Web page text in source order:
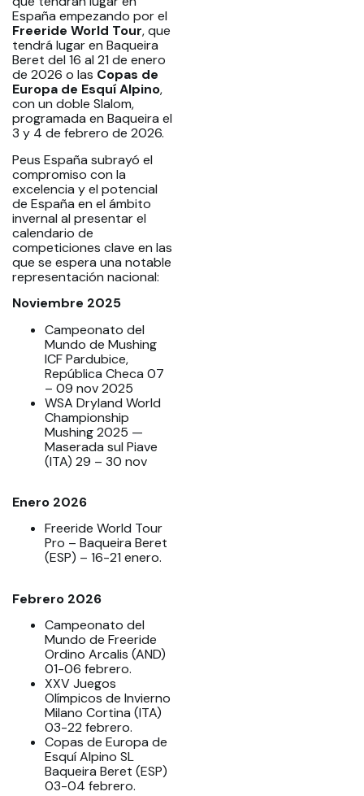
España empezando por el
Freeride World Tour, que
tendrá lugar en Baqueira
Beret del 16 al 21 de enero
de 2026 o las Copas de
Europa de Esquí Alpino,
con un doble Slalom,
programada en Baqueira el
3 y 4 de febrero de 2026.
Peus España subrayó el
compromiso con la
excelencia y el potencial
de España en el ámbito
invernal al presentar el
calendario de
competiciones clave en las
que se espera una notable
representación nacional:
Noviembre 2025
Campeonato del
Mundo de Mushing
ICF Pardubice,
República Checa 07
– 09 nov 2025
WSA Dryland World
Championship
Mushing 2025 —
Maserada sul Piave
(ITA) 29 – 30 nov
Enero 2026
Freeride World Tour
Pro – Baqueira Beret
(ESP) – 16-21 enero.
Febrero 2026
Campeonato del
Mundo de Freeride
Ordino Arcalis (AND)
01-06 febrero.
XXV Juegos
Olímpicos de Invierno
Milano Cortina (ITA)
03-22 febrero.
Copas de Europa de
Esquí Alpino SL
Baqueira Beret (ESP)
03-04 febrero.